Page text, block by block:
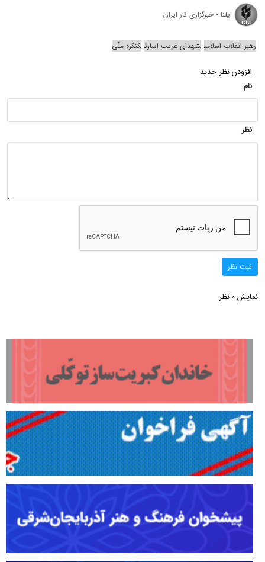
ایلنا - خبرگزاری کار ایران
رهبر انقلاب اسلامی شهدای غریب اسارت کنگره ملّی
افزودن نظر جدید
نام
نظر
ثبت نظر
نمایش 0 نظر